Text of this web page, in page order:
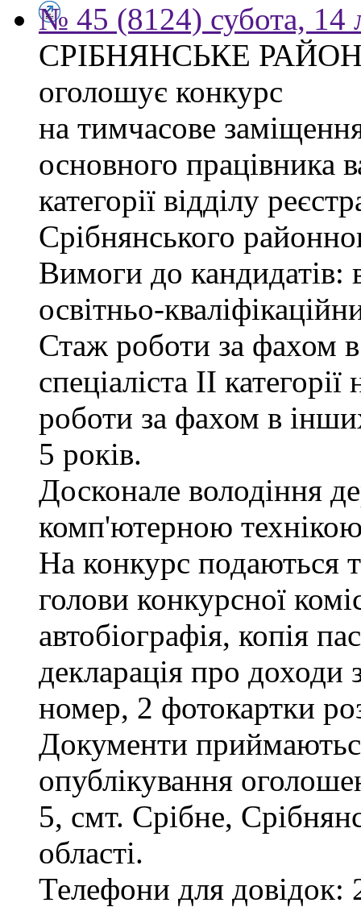
№ 45 (8124) субота, 14
СРІБНЯНСЬКЕ
оголошує конкурс
на тимчасове
основного працівника
категорії відділу
Срібнянського
Вимоги до кандидатів:
освітньо-
Стаж роботи за фахом
спеціаліста ІІ
роботи за фахом в
5 років.
Досконале володіння
комп'ютерною
На конкурс подаються
голови конкурсної
автобіографія, копія
декларація про доходи
номер, 2 фотокартки
Документи
опублікування
5, смт. Срібне,
області.
Телефони для